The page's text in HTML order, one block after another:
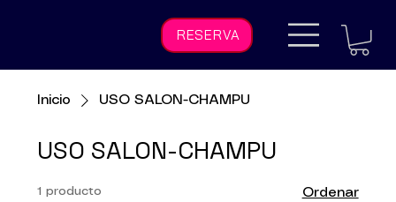
RESERVA
Inicio USO SALON-CHAMPU
USO SALON-CHAMPU
1 producto Ordenar